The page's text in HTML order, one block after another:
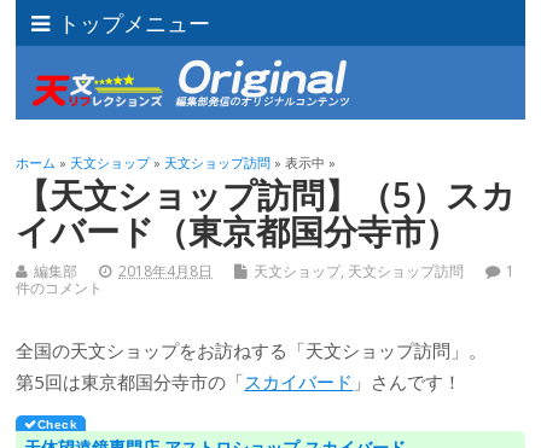
トップメニュー
ホーム » 天文ショップ» 天文ショップ訪問 » 表示中 »
【天文ショップ訪問】（5）スカ
イバード（東京都国分寺市）
編集部 2018年4月8日 天文ショップ, 天文ショップ訪問
1
件のコメント
全国の天文ショップをお訪ねする「天文ショップ訪問」。
第5回は東京都国分寺市の「スカイバード 」さんです！